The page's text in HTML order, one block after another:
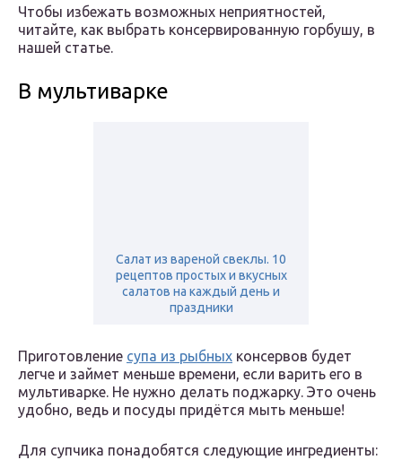
Чтобы избежать возможных неприятностей,
читайте, как выбрать консервированную горбушу, в
нашей статье.
В мультиварке
Салат из вареной свеклы. 10
рецептов простых и вкусных
салатов на каждый день и
праздники
Приготовление супа из рыбных консервов будет
легче и займет меньше времени, если варить его в
мультиварке. Не нужно делать поджарку. Это очень
удобно, ведь и посуды придётся мыть меньше!
Для супчика понадобятся следующие ингредиенты: